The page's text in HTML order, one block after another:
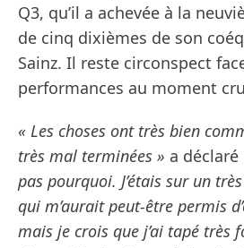
Q3, qu’il a achevée à la
de cinq dixièmes de son
Sainz. Il reste circonspect
performances au moment
« Les choses ont très bien
très mal terminées » a déclaré
pas pourquoi. J’étais sur un
qui m’aurait peut-être permis
mais je crois que j’ai tapé très